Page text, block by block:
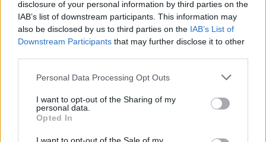
disclosure of your personal information by third parties on the
IAB’s list of downstream participants. This information may
also be disclosed by us to third parties on the IAB’s List of
Downstream Participants that may further disclose it to other
Personal Data Processing Opt Outs
I want to opt-out of the Sharing of my
personal data.
Opted In
Chicagossa on ollut...
Tammikuussa Helmikuussa Maaliskuussa
Heinäkuussa Elokuussa Syyskuussa
Lokakuussa Marraskuussa Joulukuussa